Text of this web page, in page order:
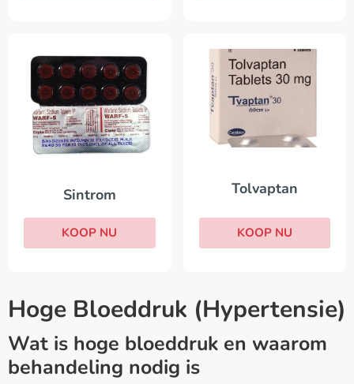
Sintrom
KOOP NU
Tolvaptan
KOOP NU
Hoge Bloeddruk (Hypertensie)
Wat is hoge bloeddruk en waarom
behandeling nodig is